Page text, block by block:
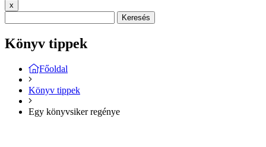
x
Keresés
Könyv tippek
Főoldal
Könyv tippek
Egy könyvsiker regénye